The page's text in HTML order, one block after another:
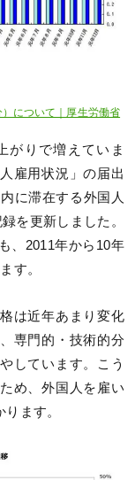
について｜厚生労働省
がりで増えていま
雇用状況」の届出
に滞在する外国人
を更新しました。
、2011年から10年
す。
は近年あまり変化
専門的・技術的分
しています。こう
め、外国人を雇い
ます。